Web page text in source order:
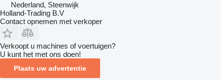
Nederland, Steenwijk
Holland-Trading B.V
Contact opnemen met verkoper
Verkoopt u machines of voertuigen?
U kunt het met ons doen!
Plaats uw advertentie